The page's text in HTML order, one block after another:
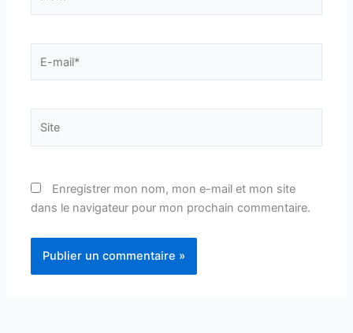
mail*
Enregistrer mon nom, mon e-mail et mon site
dans le navigateur pour mon prochain commentaire.